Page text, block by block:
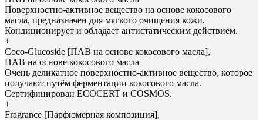
Поверхностно-активное вещество на основе кокосового
масла, предназначен для мягкого очищения кожи.
Кондиционирует и обладает антистатическим действием.
+
Coco-Glucoside [ПАВ на основе кокосового масла],
ПАВ на основе кокосового масла
Очень деликатное поверхностно-активное вещество, которое
получают путём ферментации кокосового масла.
Сертифицирован ECOCERT и COSMOS.
+
Fragrance [Парфюмерная композиция],